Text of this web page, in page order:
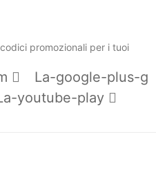
promozionali per i tuoi
La-google-plus-g
youtube-play